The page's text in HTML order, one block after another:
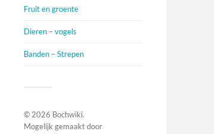
Fruit en groente
Dieren – vogels
Banden – Strepen
© 2026 Bochwiki.
Mogelijk gemaakt door